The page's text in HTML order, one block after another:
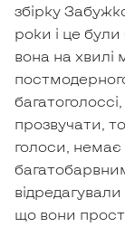
збірку
роки і це
вона на хвилі
прозвучати,
голоси, немає
що вони